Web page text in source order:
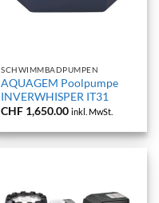
SCHWIMMBADPUMPEN
AQUAGEM Poolpumpe
INVERWHISPER IT31
CHF 1,650.00 inkl. MwSt.